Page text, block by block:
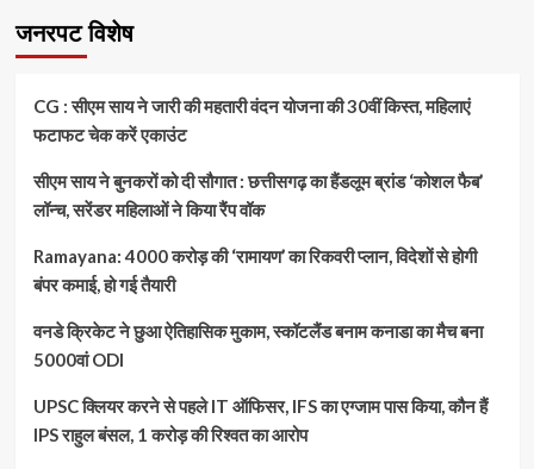
2026
Schedule:
कप
के
का
ऐलान,
से
खेलने
इस
मैदान
पर
जाएगा
जनरपट विशेष
CG : सीएम साय ने जारी की महतारी वंदन योजना की 30वीं किस्त, महिलाएं
फटाफट चेक करें एकाउंट
सीएम साय ने बुनकरों को दी सौगात : छत्तीसगढ़ का हैंडलूम ब्रांड ‘कोशल फैब’
लॉन्च, सरेंडर महिलाओं ने किया रैंप वॉक
Ramayana: 4000 करोड़ की ‘रामायण’ का रिकवरी प्लान, विदेशों से होगी
बंपर कमाई, हो गई तैयारी
वनडे क्रिकेट ने छुआ ऐतिहासिक मुकाम, स्कॉटलैंड बनाम कनाडा का मैच बना
5000वां ODI
UPSC क्लियर करने से पहले IT ऑफिसर, IFS का एग्जाम पास किया, कौन हैं
IPS राहुल बंसल, 1 करोड़ की रिश्वत का आरोप